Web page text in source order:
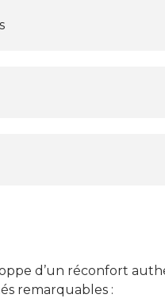
d’un réconfort
remarquables :